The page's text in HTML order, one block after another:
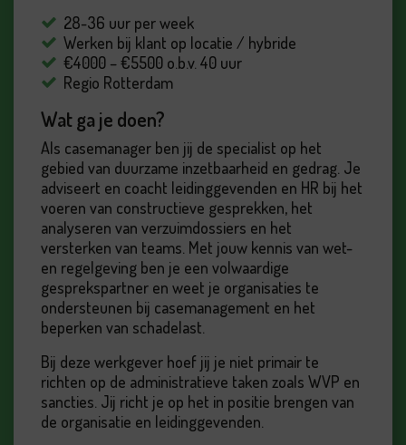
28-36 uur per week
Werken bij klant op locatie / hybride
€4000 – €5500 o.b.v. 40 uur
Regio Rotterdam
Wat ga je doen?
Als casemanager ben jij de specialist op het
gebied van duurzame inzetbaarheid en gedrag. Je
adviseert en coacht leidinggevenden en HR bij het
voeren van constructieve gesprekken, het
analyseren van verzuimdossiers en het
versterken van teams. Met jouw kennis van wet-
en regelgeving ben je een volwaardige
gesprekspartner en weet je organisaties te
ondersteunen bij casemanagement en het
beperken van schadelast.
Bij deze werkgever hoef jij je niet primair te
richten op de administratieve taken zoals WVP en
sancties. Jij richt je op het in positie brengen van
de organisatie en leidinggevenden.